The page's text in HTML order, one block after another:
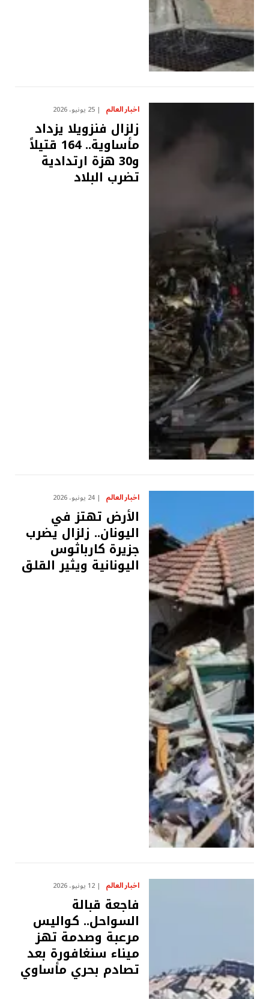
اخبار العالم 25 يونيو، 2026
زلزال فنزويلا يزداد
مأساوية.. 164 قتيلاً
و30 هزة ارتدادية
تضرب البلاد
اخبار العالم 24 يونيو، 2026
الأرض تهتز في
اليونان.. زلزال يضرب
جزيرة كارباثوس
اليونانية ويثير القلق
اخبار العالم 12 يونيو، 2026
فاجعة قبالة
السواحل.. كواليس
مرعبة وصدمة تهز
ميناء سنغافورة بعد
تصادم بحري مأساوي